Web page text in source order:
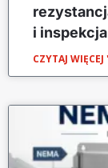
i
CZYTAJ WIĘCEJ